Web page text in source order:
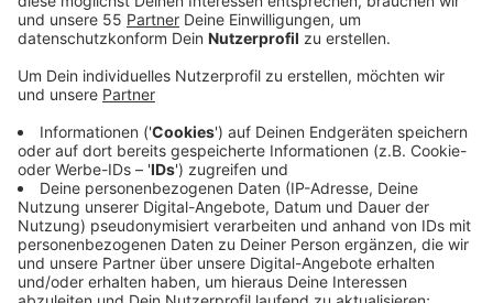
Chefredakteurin
ANBIETER DES ONLINE-AUFTRITTS:
Lokalradio Mettmann Betriebsgesellschaft mbH & Co. KG
Elberfelder Str. 81
40822 Mettmann
Tel.: 02104 - 91 90 20
E-Mail: werbung@radioneandertal.de
Vertreten durch: Uwe Peltzer